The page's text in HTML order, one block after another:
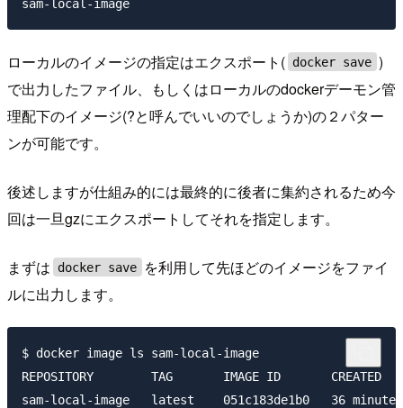
ローカルのイメージの指定はエクスポート( docker save )
で出力したファイル、もしくはローカルのdockerデーモン管
理配下のイメージ(?と呼んでいいのでしょうか)の２パター
ンが可能です。
後述しますが仕組み的には最終的に後者に集約されるため今
回は一旦gzにエクスポートしてそれを指定します。
まずは docker save
を利用して先ほどのイメージをファイ
ルに出力します。
$ docker image ls sam-local-image
REPOSITORY        TAG       IMAGE ID
sam-local-image   latest    051c183de1b0   36 minutes